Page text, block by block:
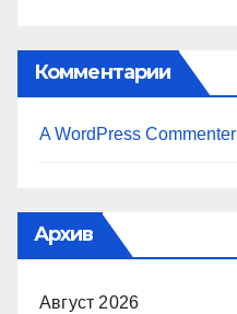
Комментарии
A WordPress Commenter
Архив
Август 2026